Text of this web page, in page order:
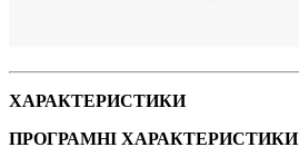
ХАРАКТЕРИСТИКИ
ПРОГРАМНІ ХАРАКТЕРИСТИКИ